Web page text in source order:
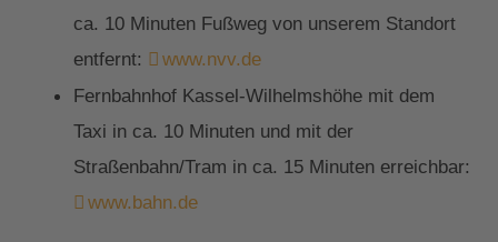
ca. 10 Minuten Fußweg von unserem Standort
entfernt:
www.nvv.de
Fernbahnhof Kassel-Wilhelmshöhe mit dem
Taxi in ca. 10 Minuten und mit der
Straßenbahn/Tram in ca. 15 Minuten erreichbar:
www.bahn.de